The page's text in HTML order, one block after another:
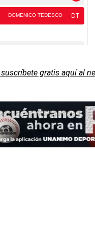
suscríbete gratis aquí al